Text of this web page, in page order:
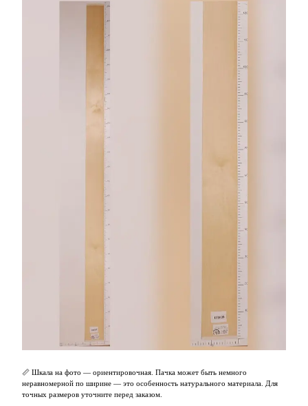
📏 Шкала на фото — ориентировочная. Пачка может быть немного
неравномерной по ширине — это особенность натурального материала. Для
точных размеров уточните перед заказом.